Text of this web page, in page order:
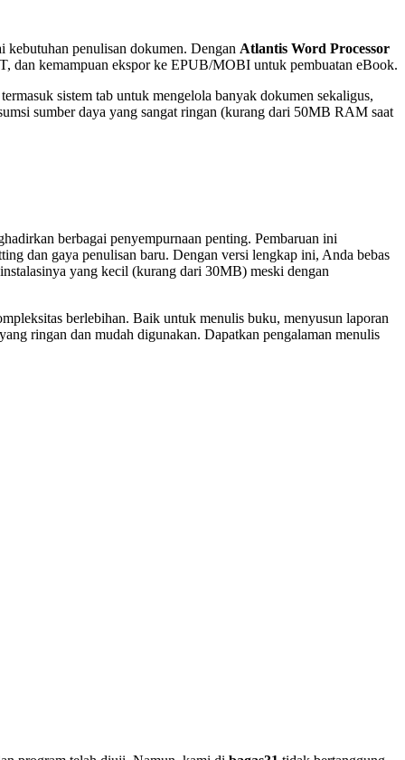
kebutuhan penulisan dokumen. Dengan Atlantis Word Processor
dan kemampuan ekspor ke EPUB/MOBI untuk pembuatan eBook.
sistem tab untuk mengelola banyak dokumen sekaligus,
sumber daya yang sangat ringan (kurang dari 50MB RAM saat
berbagai penyempurnaan penting. Pembaruan ini
dan gaya penulisan baru. Dengan versi lengkap ini, Anda bebas
yang kecil (kurang dari 30MB) meski dengan
berlebihan. Baik untuk menulis buku, menyusun laporan
ringan dan mudah digunakan. Dapatkan pengalaman menulis